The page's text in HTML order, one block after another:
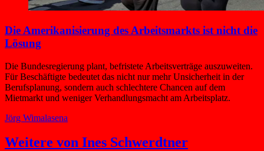
Die Amerikanisierung des Arbeitsmarkts ist nicht die
Lösung
Die Bundesregierung plant, befristete Arbeitsverträge auszuweiten.
Für Beschäftigte bedeutet das nicht nur mehr Unsicherheit in der
Berufsplanung, sondern auch schlechtere Chancen auf dem
Mietmarkt und weniger Verhandlungsmacht am Arbeitsplatz.
Jörg Wimalasena
Weitere von Ines Schwerdtner